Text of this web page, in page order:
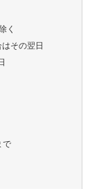
く
その翌日
で